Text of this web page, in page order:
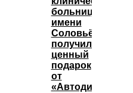
больница
имени
Соловьёва
получила
ценный
подарок
от
«Автодизеля»